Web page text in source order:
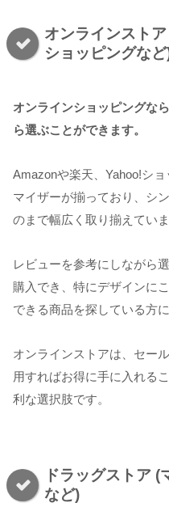
オンラインスト
ショッピングな
オンラインショッピングな
ら選ぶことができます。
Amazonや楽天、Yahoo!シ
マイザーが揃っており、シ
のまで幅広く取り揃えていま
レビューを参考にしながら
購入でき、特にデザインに
できる商品を探している方
オンラインストアは、セー
用すればお得に手に入れる
利な選択肢です。
ドラッグストア
など)